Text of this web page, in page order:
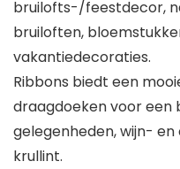
bruilofts-/feestdecor,
bruiloften,
vakantiedecoraties.
Ribbons biedt een
draagdoeken voor een
gelegenheden, wijn- en
krullint.